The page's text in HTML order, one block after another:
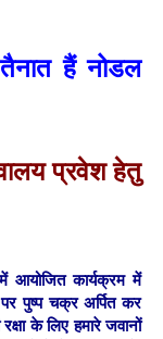
हैं नोडल
प्रवेश हेतु
आयोजित कार्यक्रम में
पुष्प चक्र अर्पित कर
के लिए हमारे जवानों